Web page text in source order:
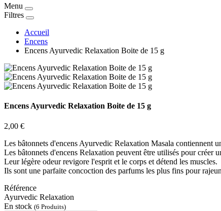
Menu
Filtres
Accueil
Encens
Encens Ayurvedic Relaxation Boite de 15 g
Encens Ayurvedic Relaxation Boite de 15 g
2,00 €
Les bâtonnets d'encens Ayurvedic Relaxation Masala contiennent
Les bâtonnets d'encens Relaxation peuvent être utilisés pour créer
Leur légère odeur revigore l'esprit et le corps et détend les muscles.
Ils sont une parfaite concoction des parfums les plus fins pour
Référence
Ayurvedic Relaxation
En stock (6 Produits)